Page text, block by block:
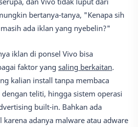
bertanya-tanya, "Kenapa sih
ada iklan yang nyebelin?"
iklan di ponsel Vivo bisa
faktor yang saling berkaitan.
kalian install tanpa membaca
teliti, hingga sistem operasi
built-in. Bahkan ada
karena adanya malware atau adware